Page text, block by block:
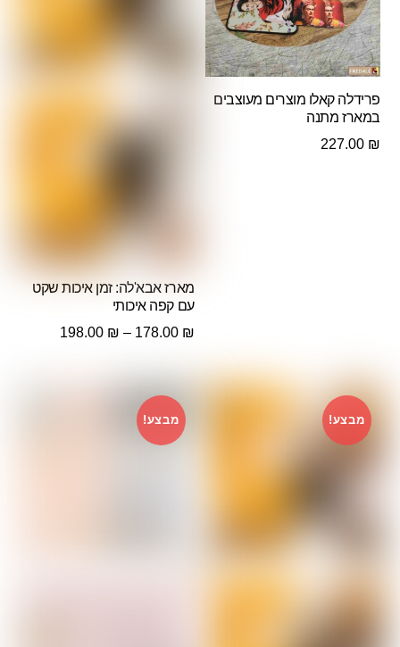
פרידלה קאלו מוצרים מעוצבים
במארז מתנה
227.00 ₪
מארז אבא'לה: זמן איכות שקט
עם קפה איכותי
178.00 ₪
–
198.00 ₪
מבצע! מבצע!